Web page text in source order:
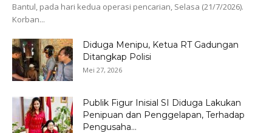
Bantul, pada hari kedua operasi pencarian, Selasa (21/7/2026).
Korban...
Diduga Menipu, Ketua RT Gadungan
Ditangkap Polisi
Mei 27, 2026
Publik Figur Inisial SI Diduga Lakukan
Penipuan dan Penggelapan, Terhadap
Pengusaha...